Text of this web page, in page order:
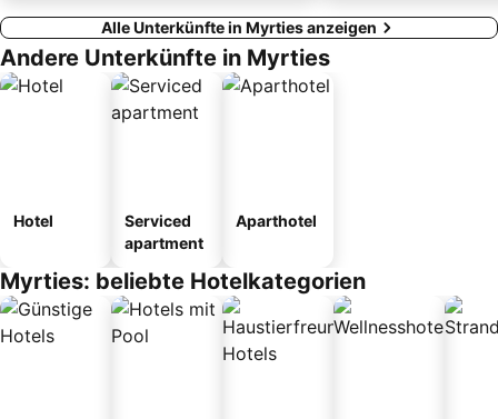
Alle Unterkünfte in Myrties anzeigen
Andere Unterkünfte in Myrties
Hotel
Serviced
apartment
Aparthotel
Myrties: beliebte Hotelkategorien